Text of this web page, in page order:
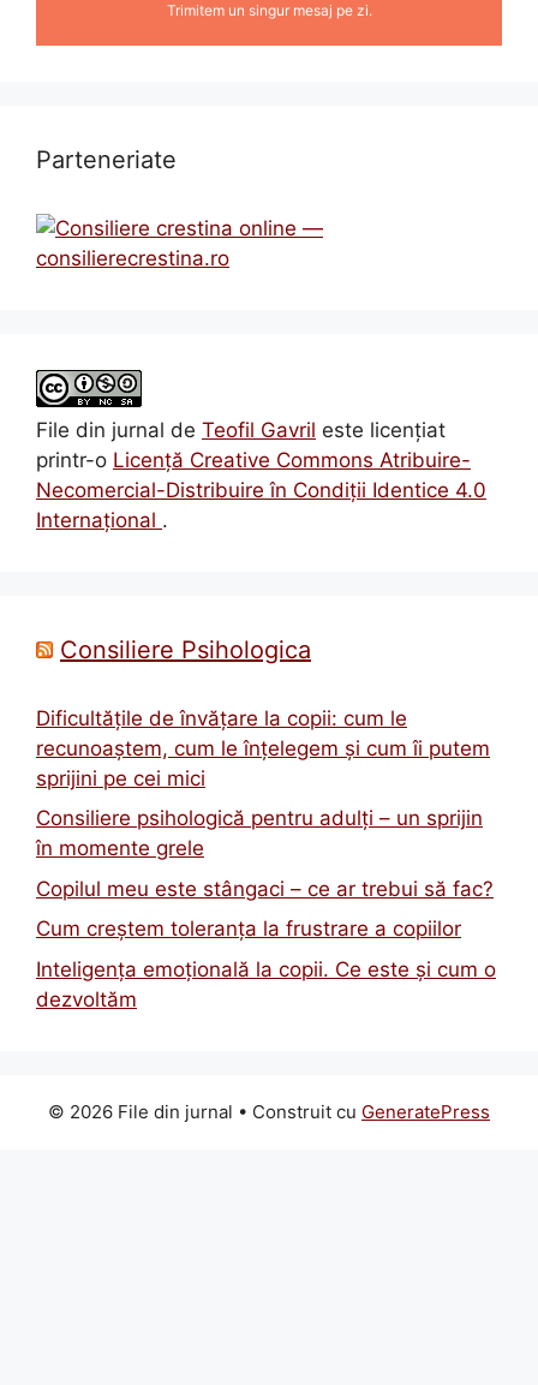
Trimitem un singur mesaj pe zi.
Parteneriate
File din jurnal de Teofil Gavril este licenţiat
printr-o Licenţă Creative Commons Atribuire-
Necomercial-Distribuire în Condiţii Identice 4.0
Internațional .
Consiliere Psihologica
Dificultățile de învățare la copii: cum le
recunoaștem, cum le înțelegem și cum îi putem
sprijini pe cei mici
Consiliere psihologică pentru adulți – un sprijin
în momente grele
Copilul meu este stângaci – ce ar trebui să fac?
Cum creștem toleranța la frustrare a copiilor
Inteligența emoțională la copii. Ce este și cum o
dezvoltăm
© 2026 File din jurnal • Construit cu GeneratePress